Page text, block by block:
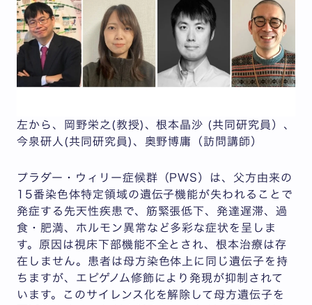
左から、岡野栄之(教授)、根本晶沙 (共同研究員）、
今泉研人(共同研究員)、奥野博庸（訪問講師）
プラダー・ウィリー症候群（PWS）は、父方由来の
15番染色体特定領域の遺伝子機能が失われることで
発症する先天性疾患で、筋緊張低下、発達遅滞、過
食・肥満、ホルモン異常など多彩な症状を呈しま
す。原因は視床下部機能不全とされ、根本治療は存
在しません。患者は母方染色体上に同じ遺伝子を持
ちますが、エピゲノム修飾により発現が抑制されて
います。このサイレンス化を解除して母方遺伝子を